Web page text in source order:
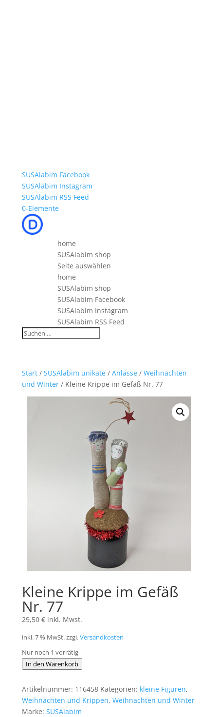
SUSAlabim Facebook
SUSAlabim Instagram
SUSAlabim RSS Feed
0-Elemente
home
SUSAlabim shop
Seite auswählen
home
SUSAlabim shop
SUSAlabim Facebook
SUSAlabim Instagram
SUSAlabim RSS Feed
Start/ SUSAlabim unikate/ Anlässe/ Weihnachten
und Winter/ Kleine Krippe im Gefäß Nr. 77
Kleine Krippe im Gefäß
Nr. 77
29,50 € inkl. Mwst.
inkl. 7 % MwSt.zzgl.Versandkosten
Nur noch 1 vorrätig
Kleine
im
Gefäß
Nr.
In den Warenkorb
Artikelnummer: 116458 Kategorien: kleine Figuren,
Weihnachten und Krippen, Weihnachten und Winter
Marke: SUSAlabim